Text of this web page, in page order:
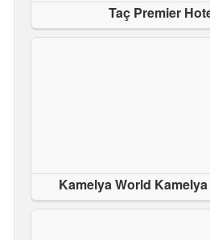
Taç Premier
Kamelya World